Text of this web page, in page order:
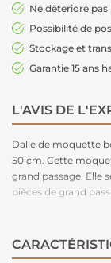
Ne déteriore pas
Possibilité de
Stockage et
Garantie 15 ans
L'AVIS DE
Dalle de moquette
50 cm. Cette
grand passage. Elle
pièces de grand
elle se pose très
refaire votre pièce
trés bon confort à la